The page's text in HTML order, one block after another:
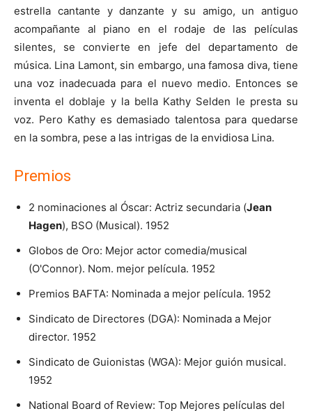
estrella cantante y danzante y su amigo, un antiguo
acompañante al piano en el rodaje de las películas
silentes, se convierte en jefe del departamento de
música. Lina Lamont, sin embargo, una famosa diva, tiene
una voz inadecuada para el nuevo medio. Entonces se
inventa el doblaje y la bella Kathy Selden le presta su
voz. Pero Kathy es demasiado talentosa para quedarse
en la sombra, pese a las intrigas de la envidiosa Lina.
Premios
2 nominaciones al Óscar: Actriz secundaria (Jean
Hagen), BSO (Musical). 1952
Globos de Oro: Mejor actor comedia/musical
(O'Connor). Nom. mejor película. 1952
Premios BAFTA: Nominada a mejor película. 1952
Sindicato de Directores (DGA): Nominada a Mejor
director. 1952
Sindicato de Guionistas (WGA): Mejor guión musical.
1952
National Board of Review: Top Mejores películas del